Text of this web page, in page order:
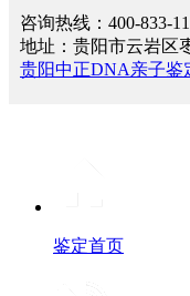
咨询热线：400-833-
地址：贵阳市云岩区
贵阳中正DNA亲子鉴
鉴定首页